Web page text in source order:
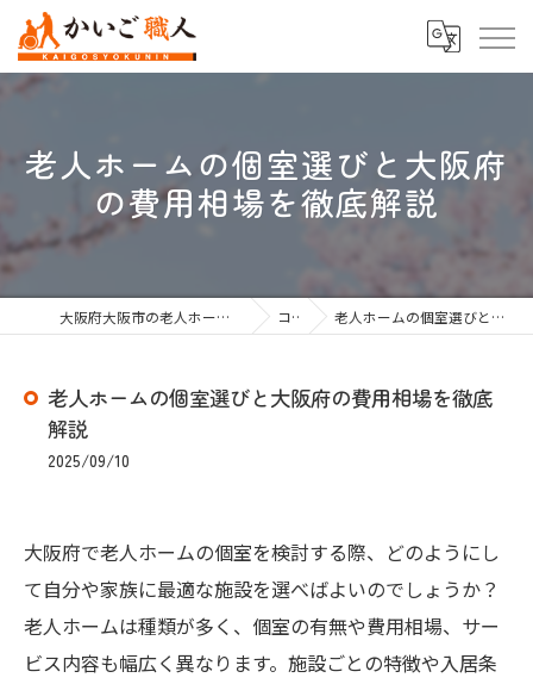
老人ホームの個室選びと大阪府
の費用相場を徹底解説
大阪府大阪市の老人ホーム紹介なら株式会社かいご職人 コラム 老人ホームの個室選びと大阪府の費用相場を徹底解説
老人ホームの個室選びと大阪府の費用相場を徹底
解説
2025/09/10
大阪府で老人ホームの個室を検討する際、どのようにし
て自分や家族に最適な施設を選べばよいのでしょうか？
老人ホームは種類が多く、個室の有無や費用相場、サー
ビス内容も幅広く異なります。施設ごとの特徴や入居条